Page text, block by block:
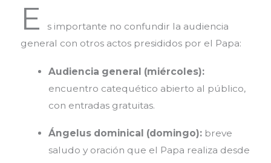
E
s importante no confundir la audiencia
general con otros actos presididos por el Papa:
Audiencia general (miércoles):
encuentro catequético abierto al público,
con entradas gratuitas.
Ángelus dominical (domingo): breve
saludo y oración que el Papa realiza desde